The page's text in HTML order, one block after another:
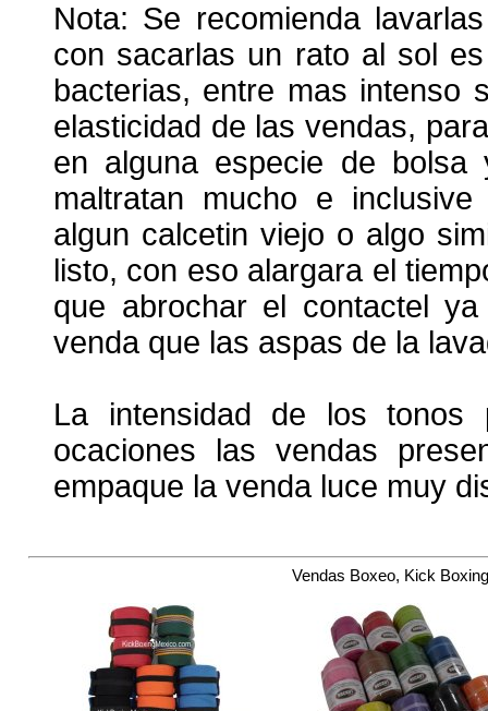
Nota: Se recomienda
con sacarlas un rato al sol
bacterias, entre mas intenso
elasticidad de las vendas,
en alguna especie de
maltratan mucho e
algun calcetin viejo o algo
listo, con eso alargara el
que abrochar el contactel
venda que las aspas de la
La intensidad de los
ocaciones las vendas
empaque la venda luce muy
Vendas Boxeo, Kick